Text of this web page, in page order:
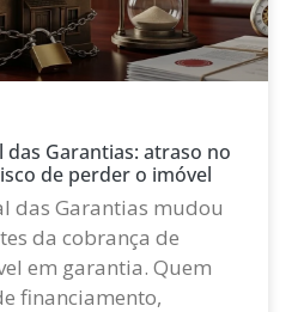
das Garantias: atraso no
de perder o imóvel
das Garantias mudou
da cobrança de
em garantia. Quem
financiamento,